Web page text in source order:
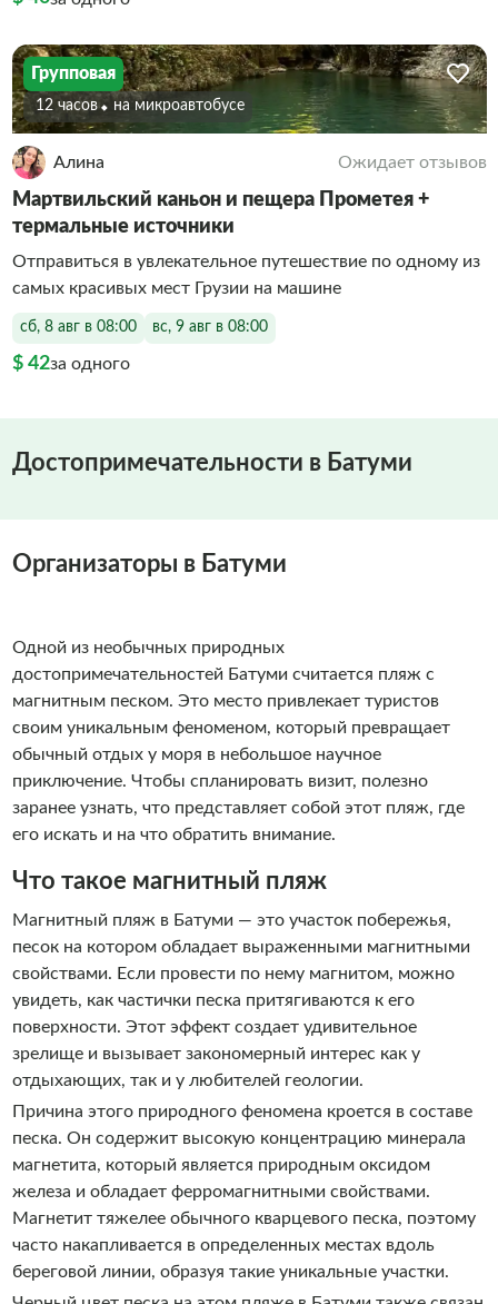
Групповая
12 часов На микроавтобусе
Алина Ожидает отзывов
Мартвильский каньон и пещера Прометея +
термальные источники
Отправиться в увлекательное путешествие по одному из
самых красивых мест Грузии на машине
сб, 8 авг в 08:00 вс, 9 авг в 08:00
$ 42за одного
Достопримечательности в Батуми
Организаторы в Батуми
Одной из необычных природных
достопримечательностей Батуми считается пляж с
магнитным песком. Это место привлекает туристов
своим уникальным феноменом, который превращает
обычный отдых у моря в небольшое научное
приключение. Чтобы спланировать визит, полезно
заранее узнать, что представляет собой этот пляж, где
его искать и на что обратить внимание.
Что такое магнитный пляж
Магнитный пляж в Батуми — это участок побережья,
песок на котором обладает выраженными магнитными
свойствами. Если провести по нему магнитом, можно
увидеть, как частички песка притягиваются к его
поверхности. Этот эффект создает удивительное
зрелище и вызывает закономерный интерес как у
отдыхающих, так и у любителей геологии.
Причина этого природного феномена кроется в составе
песка. Он содержит высокую концентрацию минерала
магнетита, который является природным оксидом
железа и обладает ферромагнитными свойствами.
Магнетит тяжелее обычного кварцевого песка, поэтому
часто накапливается в определенных местах вдоль
береговой линии, образуя такие уникальные участки.